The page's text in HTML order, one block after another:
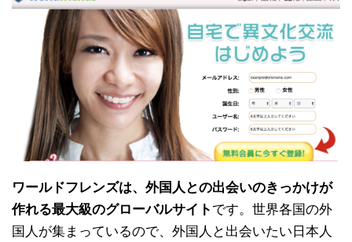
ワールドフレンズは、外国人との出会いのきっかけが
作れる最大級のグローバルサイト です。世界各国の外
国人が集まっているので、外国人と出会いたい日本人